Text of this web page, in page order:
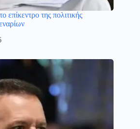
επίκεντρο της πολιτικής